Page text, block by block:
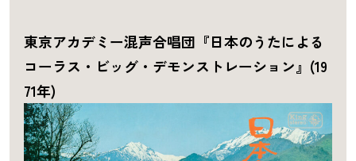
東京アカデミー混声合唱団『日本のうたによる
コーラス・ビッグ・デモンストレーション』(19
71年)